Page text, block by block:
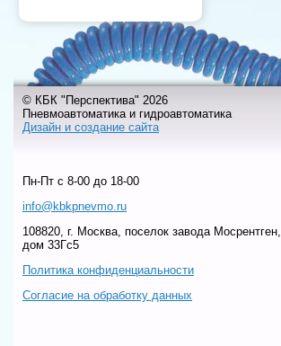
© КБК "Перспектива" 2026
Пневмоавтоматика и гидроавтоматика
Дизайн и создание сайта
Пн-Пт c 8-00 до 18-00
info@kbkpnevmo.ru
108820, г. Москва, поселок завода Мосрентген,
дом 33Гс5
Политика конфиденциальности
Согласие на обработку данных